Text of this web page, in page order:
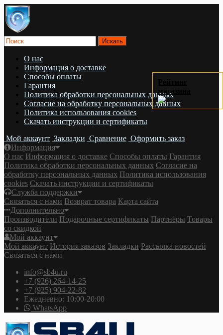
О нас
Информация о доставке
Cпособы оплаты
Гарантия
Политика обработки персональных данных
Согласие на обработку персональных данных
Политика использования cookies
Скачать инструкции и сертификаты
Мой аккаунт Закладки Сравнение Оформить заказ
Информация
О нас Информация о доставке Cпособы оплаты Гарантия
Политика обработки персональных данных Согласие на
обработку персональных данных Политика использования
cookies Скачать инструкции и сертификаты
Служба поддержки
Связаться с нами Возврат товара Карта сайта
Дополнительно
Производители Подарочные сертификаты Партнёры Товары
со скидкой
Мой аккаунт
Мой аккаунт История заказов Закладки Рассылка новостей
Связаться с нами
info@sb4u.ru
+7 (926) 264-14-25
+7 (925) 904-22-82
Ежедневно: 10:00-20:00
WhatsApp